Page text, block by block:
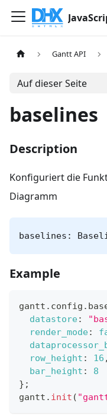
Gantt API
Auf dieser Seite
baselines
Description
Konfiguriert die
Diagramm
baselines:
Example
gantt . config .
datastore:
render_mode:
row_height : 16 ,
bar_height :
8
} ;
gantt . init (